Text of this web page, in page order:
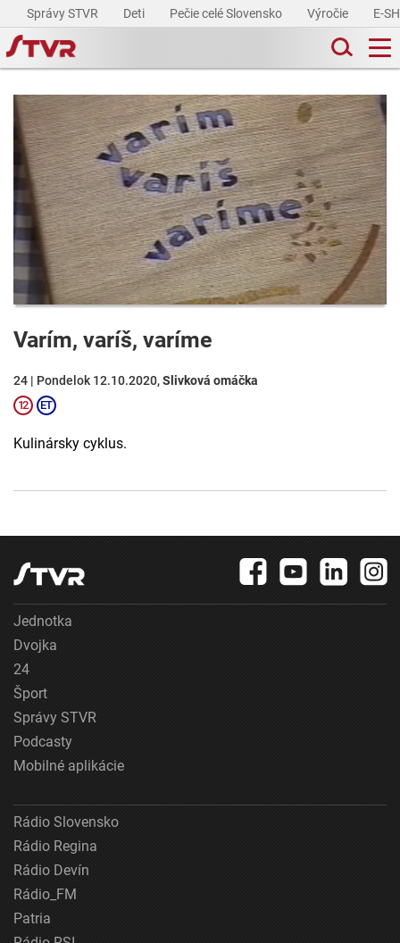
Správy STVR Deti Pečie celé Slovensko Výročie E-
Varím, varíš, varíme
24 | Pondelok 12.10.2020,Slivková omáčka
Kulinársky cyklus.
Jednotka
Dvojka
24
Šport
Správy STVR
Podcasty
Mobilné aplikácie
Rádio Slovensko
Rádio Regina
Rádio Devín
Rádio_FM
Patria